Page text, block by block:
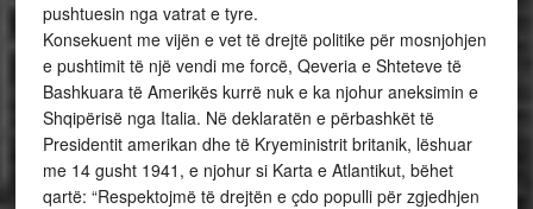
pushtuesin nga vatrat e tyre.
Konsekuent me vijën e vet të drejtë politike për mosnjohjen
e pushtimit të një vendi me forcë, Qeveria e Shteteve të
Bashkuara të Amerikës kurrë nuk e ka njohur aneksimin e
Shqipërisë nga Italia. Në deklaratën e përbashkët të
Presidentit amerikan dhe të Kryeministrit britanik, lëshuar
me 14 gusht 1941, e njohur si Karta e Atlantikut, bëhet
qartë: “Respektojmë të drejtën e çdo populli për zgjedhjen